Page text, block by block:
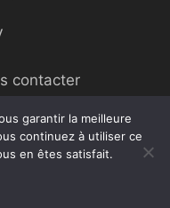
contacter
garantir la meilleure
continuez à utiliser ce
en êtes satisfait.